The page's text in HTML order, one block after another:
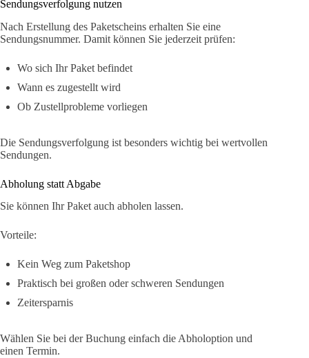
Sendungsverfolgung nutzen
Nach Erstellung des Paketscheins erhalten Sie eine
Sendungsnummer. Damit können Sie jederzeit prüfen:
Wo sich Ihr Paket befindet
Wann es zugestellt wird
Ob Zustellprobleme vorliegen
Die Sendungsverfolgung ist besonders wichtig bei wertvollen
Sendungen.
Abholung statt Abgabe
Sie können Ihr Paket auch abholen lassen.
Vorteile:
Kein Weg zum Paketshop
Praktisch bei großen oder schweren Sendungen
Zeitersparnis
Wählen Sie bei der Buchung einfach die Abholoption und
einen Termin.